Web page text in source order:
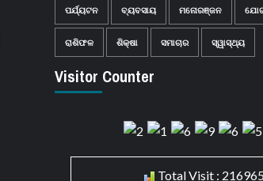
ପର୍ଯ୍ୟଟନ ବ୍ୟବସାୟ ମନୋରଞ୍ଜନ
ରାଶିଫଳ ଶିକ୍ଷା ସମାଚାର ସ୍ୱାସ୍ଥ୍ୟ
Visitor Counter
Total Visit :